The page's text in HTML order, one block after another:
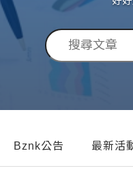
申貸
企業融資
房屋副擔保融
Bznk公告 最新活